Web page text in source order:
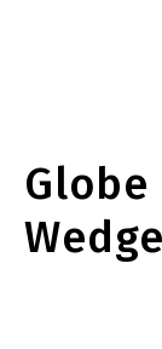
Globe